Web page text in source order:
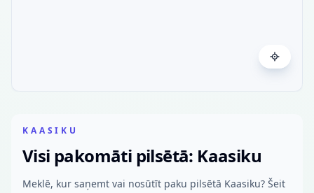
KAASIKU
Visi pakomāti pilsētā: Kaasiku
Meklē, kur saņemt vai nosūtīt paku pilsētā Kaasiku? Šeit